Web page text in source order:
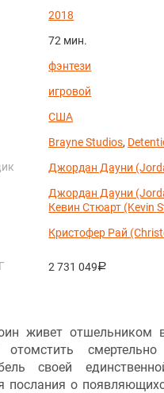
2018
72 мин.
фэнтези
игровой
США
Brayne Studios,
Джордан Дауни
Джордан Дауни
Кевин Стюарт (Kevin
Кристофер Рай
2 731 049руб.
живет отшельником
смертельно
своей
послания о